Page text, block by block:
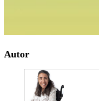
Autor